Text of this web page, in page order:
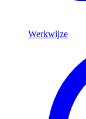
Werkwijze